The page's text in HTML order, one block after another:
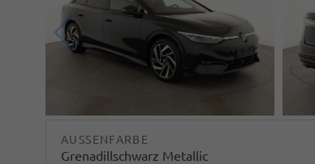
AUSSENFARBE
Grenadillschwarz Metallic